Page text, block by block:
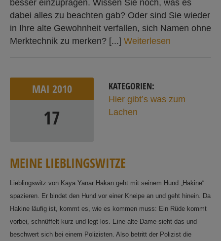
besser einzuprägen. Wissen Sie noch, was es
dabei alles zu beachten gab? Oder sind Sie wieder
in Ihre alte Gewohnheit verfallen, sich Namen ohne
Merktechnik zu merken? [...] Weiterlesen
MAI 2010
17
KATEGORIEN:
Hier gibt’s was zum
Lachen
MEINE LIEBLINGSWITZE
Lieblingswitz von Kaya Yanar Hakan geht mit seinem Hund „Hakine“
spazieren. Er bindet den Hund vor einer Kneipe an und geht hinein. Da
Hakine läufig ist, kommt es, wie es kommen muss: Ein Rüde kommt
vorbei, schnüffelt kurz und legt los. Eine alte Dame sieht das und
beschwert sich bei einem Polizisten. Also betritt der Polizist die